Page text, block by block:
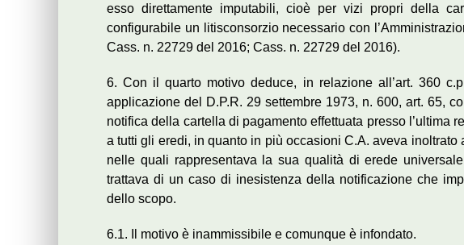
esso direttamente imputabili, cioè per vizi propri della
configurabile un litisconsorzio necessario con
Cass. n. 22729 del 2016; Cass. n. 22729 del 2016).
6. Con il quarto motivo deduce, in relazione all’art. 360
applicazione del D.P.R. 29 settembre 1973, n. 600, art. 65,
notifica della cartella di pagamento effettuata presso l’ultima
a tutti gli eredi, in quanto in più occasioni C.A. aveva inoltrato
nelle quali rappresentava la sua qualità di erede
trattava di un caso di inesistenza della notificazione che
dello scopo.
6.1. Il motivo è inammissibile e comunque è infondato.